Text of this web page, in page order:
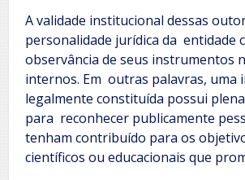
A validade institucional dessas
personalidade jurídica da entidade
observância de seus instrumentos
internos. Em outras palavras, uma
legalmente constituída possui
para reconhecer publicamente
tenham contribuído para os
científicos ou educacionais que